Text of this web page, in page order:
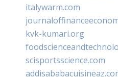
italywarm.com
kvk-kumari.org
scisportsscience.com